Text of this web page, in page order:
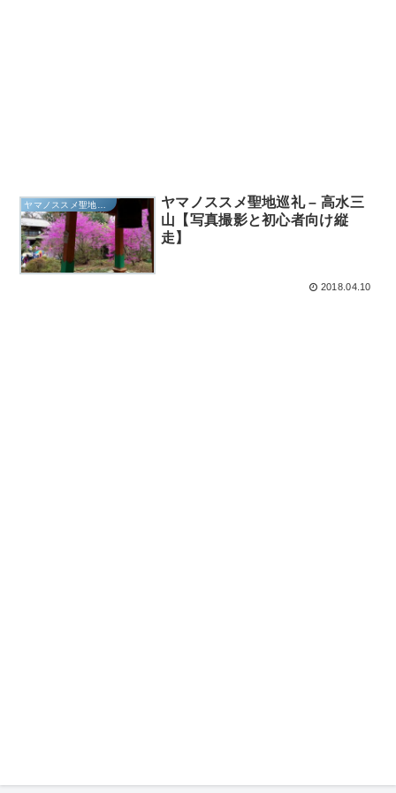
ヤマノススメ聖地巡礼
ヤマノススメ聖地巡礼 – 高水三
山【写真撮影と初心者向け縦
走】
2018.04.10